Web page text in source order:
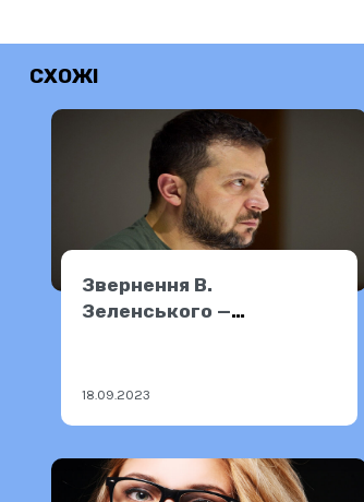
СХОЖІ
Звернення В.
Зеленського —
18.09.2023